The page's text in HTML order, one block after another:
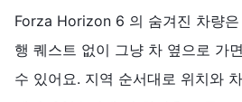
Forza Horizon 6 의 숨겨진 차량
행 퀘스트 없이 그냥 차 옆으로 가
수 있어요. 지역 순서대로 위치와